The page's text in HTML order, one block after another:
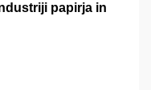
papirja in